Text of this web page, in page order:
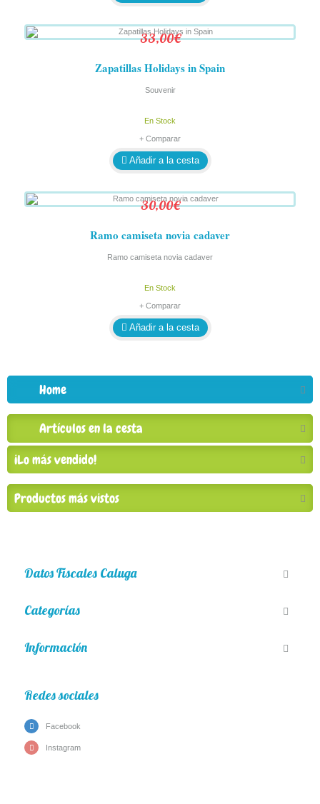
33,00€
Zapatillas Holidays in Spain
Souvenir
En Stock
+ Comparar
Añadir a la cesta
30,00€
Ramo camiseta novia cadaver
Ramo camiseta novia cadaver
En Stock
+ Comparar
Añadir a la cesta
Home
Artículos en la cesta
¡Lo más vendido!
Productos más vistos
Datos Fiscales Caluga
Categorías
Información
Redes sociales
Facebook
Instagram